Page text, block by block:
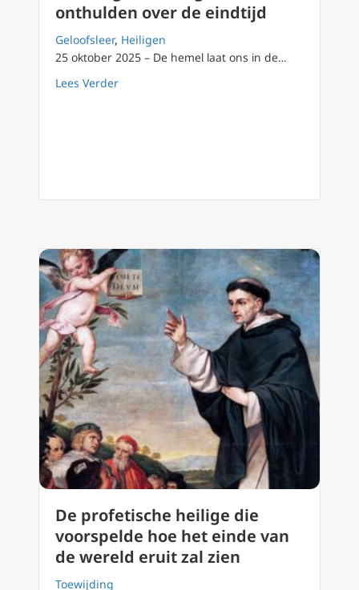
onthulden over de eindtijd
Geloofsleer, Heiligen
25 oktober 2025 – De hemel laat ons in de…
Lees Verderabout Wat 12 grote heiligen onthulden
De profetische heilige die
voorspelde hoe het einde van
de wereld eruit zal zien
Toewijding